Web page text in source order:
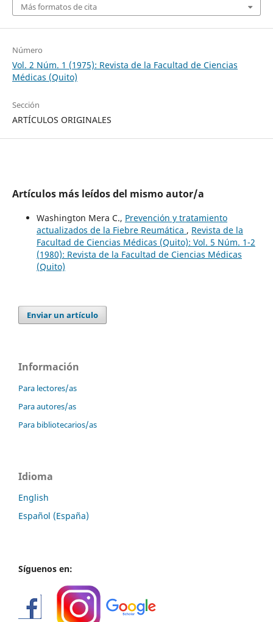
Más formatos de cita
Número
Vol. 2 Núm. 1 (1975): Revista de la Facultad de Ciencias
Médicas (Quito)
Sección
ARTÍCULOS ORIGINALES
Artículos más leídos del mismo autor/a
Washington Mera C., Prevención y tratamiento
actualizados de la Fiebre Reumática , Revista de la
Facultad de Ciencias Médicas (Quito): Vol. 5 Núm. 1-2
(1980): Revista de la Facultad de Ciencias Médicas
(Quito)
Enviar un artículo
Información
Para lectores/as
Para autores/as
Para bibliotecarios/as
Idioma
English
Español (España)
Síguenos en: